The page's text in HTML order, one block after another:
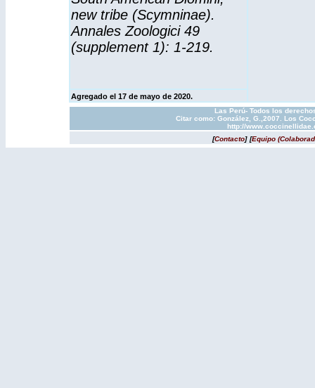
new tribe (Scymninae).
Annales Zoologici 49
(supplement 1): 1-219.
Agregado el 17 de mayo de 2020.
Las Perú- Todos los
Citar como: González, G.,2007. Los
http://
[Contacto] [Equipo